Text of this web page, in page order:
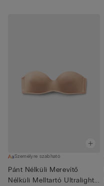
Személyre szabható
Pánt Nélküli Merevítő
Nélküli Melltartó Ultralight...